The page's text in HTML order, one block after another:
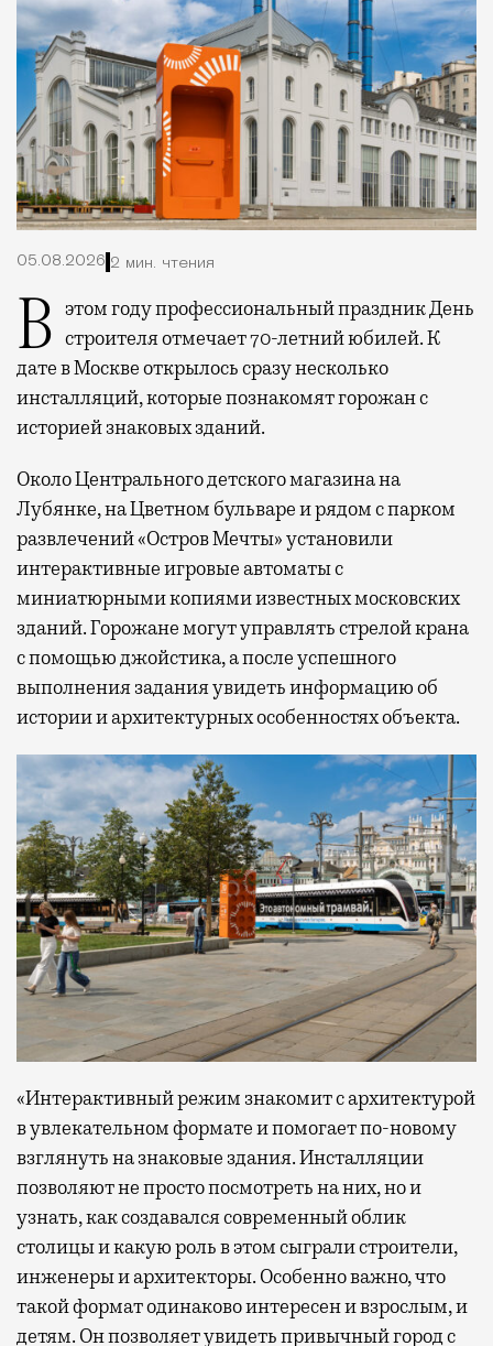
05.08.2026 2 мин. чтения
В этом году профессиональный праздник День строителя отмечает 70-летний юбилей. К
дате в Москве открылось сразу несколько
инсталляций, которые познакомят горожан с
историей знаковых зданий.
Около Центрального детского магазина на
Лубянке, на Цветном бульваре и рядом с парком
развлечений «Остров Мечты» установили
интерактивные игровые автоматы с
миниатюрными копиями известных московских
зданий. Горожане могут управлять стрелой крана
с помощью джойстика, а после успешного
выполнения задания увидеть информацию об
истории и архитектурных особенностях объекта.
«Интерактивный режим знакомит с архитектурой
в увлекательном формате и помогает по-новому
взглянуть на знаковые здания. Инсталляции
позволяют не просто посмотреть на них, но и
узнать, как создавался современный облик
столицы и какую роль в этом сыграли строители,
инженеры и архитекторы. Особенно важно, что
такой формат одинаково интересен и взрослым, и
детям. Он позволяет увидеть привычный город с